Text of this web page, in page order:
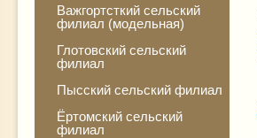
Важгортсткий сельский
филиал (модельная)
Глотовский сельский
филиал
Пысский сельский филиал
Ёртомский сельский
филиал